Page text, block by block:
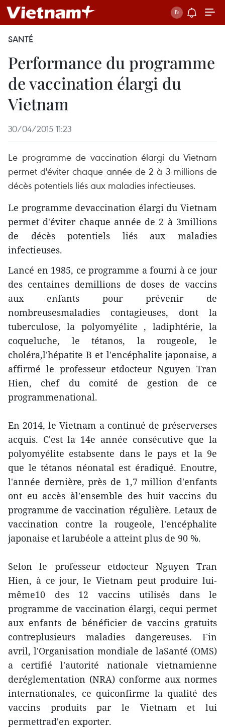
SANTÉ
Performance du programme
de vaccination élargi du
Vietnam
30/04/2015 11:23
Le programme de vaccination élargi du Vietnam
permet d'éviter chaque année de 2 à 3 millions de
décès potentiels liés aux maladies infectieuses.
Le programme devaccination élargi du Vietnam
permet d'éviter chaque année de 2 à 3millions
de décès potentiels liés aux maladies
infectieuses.
Lancé en 1985, ce programme a fourni à ce jour
des centaines demillions de doses de vaccins
aux enfants pour prévenir de
nombreusesmaladies contagieuses, dont la
tuberculose, la polyomyélite , ladiphtérie, la
coqueluche, le tétanos, la rougeole, le
choléra,l'hépatite B et l'encéphalite japonaise, a
affirmé le professeur etdocteur Nguyen Tran
Hien, chef du comité de gestion de ce
programmenational.
En 2014, le Vietnam a continué de préserverses
acquis. C'est la 14e année consécutive que la
polyomyélite estabsente dans le pays et la 9e
que le tétanos néonatal est éradiqué. Enoutre,
l'année dernière, près de 1,7 million d'enfants
ont eu accès àl'ensemble des huit vaccins du
programme de vaccination régulière. Letaux de
vaccination contre la rougeole, l'encéphalite
japonaise et larubéole a atteint plus de 90 %.
Selon le professeur etdocteur Nguyen Tran
Hien, à ce jour, le Vietnam peut produire lui-
même10 des 12 vaccins utilisés dans le
programme de vaccination élargi, cequi permet
aux enfants de bénéficier de vaccins gratuits
contreplusieurs maladies dangereuses. Fin
avril, l'Organisation mondiale de laSanté (OMS)
a certifié l'autorité nationale vietnamienne
deréglementation (NRA) conforme aux normes
internationales, ce quiconfirme la qualité des
vaccins produits par le Vietnam et lui
permettrad'en exporter.